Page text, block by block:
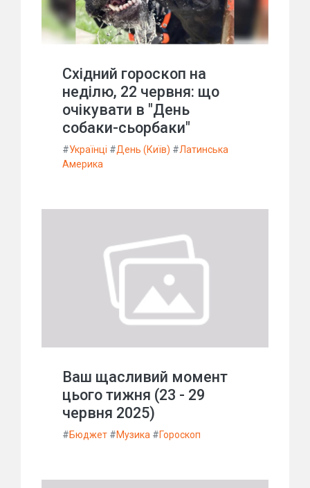
Східний гороскоп на
неділю, 22 червня: що
очікувати в "День
собаки-сьорбаки"
#Українці #День (Київ) #Латинська
Америка
Ваш щасливий момент
цього тижня (23 - 29
червня 2025)
#Бюджет #Музика #Гороскоп